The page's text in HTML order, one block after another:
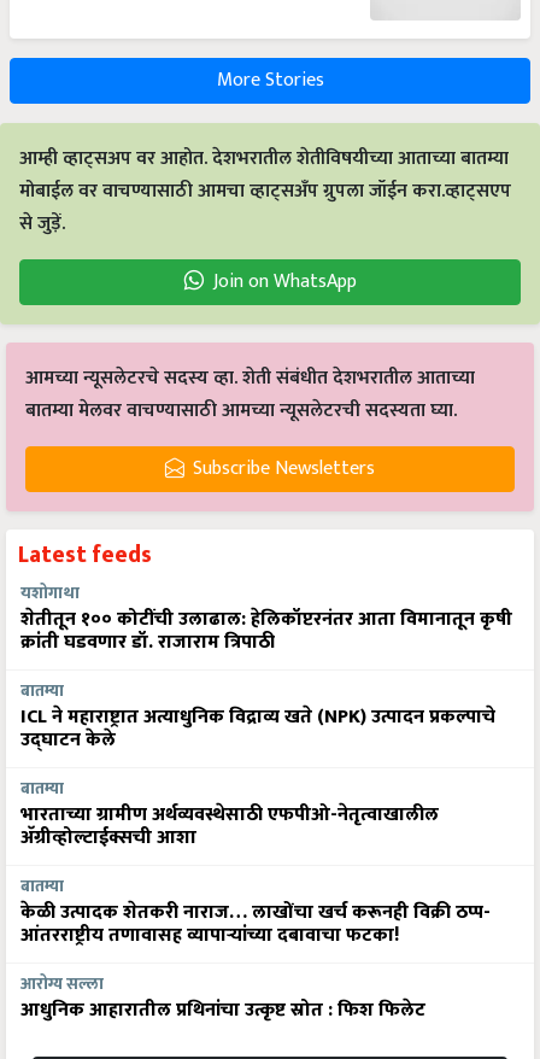
More Stories
आम्ही व्हाट्सअप वर आहोत. देशभरातील शेतीविषयीच्या आताच्या बातम्या
मोबाईल वर वाचण्यासाठी आमचा व्हाट्सअँप ग्रुपला जॉईन करा.व्हाट्सएप
से जुड़ें.
Join on WhatsApp
आमच्या न्यूसलेटरचे सदस्य व्हा. शेती संबंधीत देशभरातील आताच्या
बातम्या मेलवर वाचण्यासाठी आमच्या न्यूसलेटरची सदस्यता घ्या.
Subscribe Newsletters
Latest feeds
यशोगाथा
शेतीतून १०० कोटींची उलाढाल: हेलिकॉप्टरनंतर आता विमानातून कृषी
क्रांती घडवणार डॉ. राजाराम त्रिपाठी
बातम्या
ICL ने महाराष्ट्रात अत्याधुनिक विद्राव्य खते (NPK) उत्पादन प्रकल्पाचे
उद्घाटन केले
बातम्या
भारताच्या ग्रामीण अर्थव्यवस्थेसाठी एफपीओ-नेतृत्वाखालील
अ‍ॅग्रीव्होल्टाईक्सची आशा
बातम्या
केळी उत्पादक शेतकरी नाराज… लाखोंचा खर्च करूनही विक्री ठप्प-
आंतरराष्ट्रीय तणावासह व्यापाऱ्यांच्या दबावाचा फटका!
आरोग्य सल्ला
आधुनिक आहारातील प्रथिनांचा उत्कृष्ट स्रोत : फिश फिलेट